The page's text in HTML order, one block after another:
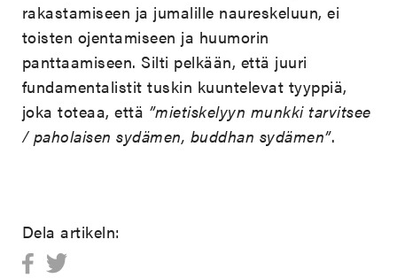
rakastamiseen ja jumalille naureskeluun, ei
toisten ojentamiseen ja huumorin
panttaamiseen. Silti pelkään, että juuri
fundamentalistit tuskin kuuntelevat tyyppiä,
joka toteaa, että ”mietiskelyyn munkki tarvitsee
/ paholaisen sydämen, buddhan sydämen”.
Dela artikeln: